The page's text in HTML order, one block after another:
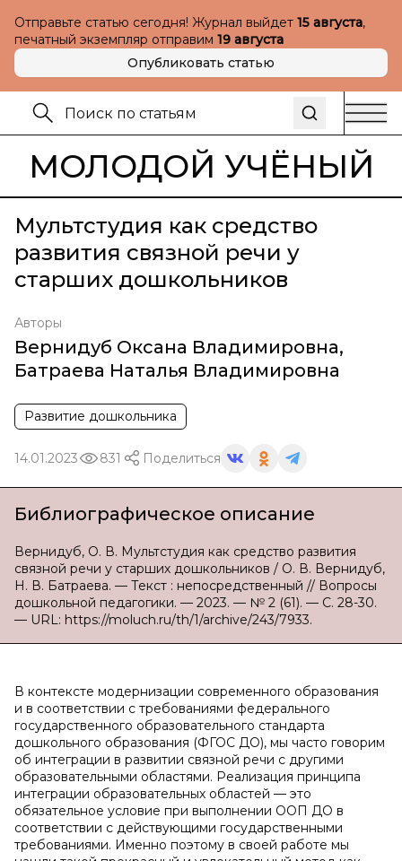
Отправьте статью сегодня! Журнал выйдет 15 августа,
печатный экземпляр отправим 19 августа
Опубликовать статью
МОЛОДОЙ УЧЁНЫЙ
Мультстудия как средство
развития связной речи у
старших дошкольников
Авторы
Вернидуб Оксана Владимировна,
Батраева Наталья Владимировна
Развитие дошкольника
14.01.2023 831 Поделиться
Библиографическое описание
Вернидуб, О. В. Мультстудия как средство развития
связной речи у старших дошкольников / О. В. Вернидуб,
Н. В. Батраева. — Текст : непосредственный // Вопросы
дошкольной педагогики. — 2023. — № 2 (61). — С. 28-30.
— URL: https://moluch.ru/th/1/archive/243/7933.
В контексте модернизации современного образования
и в соответствии с требованиями федерального
государственного образовательного стандарта
дошкольного образования (ФГОС ДО), мы часто говорим
об интеграции в развитии связной речи с другими
образовательными областями. Реализация принципа
интеграции образовательных областей — это
обязательное условие при выполнении ООП ДО в
соответствии с действующими государственными
требованиями. Именно поэтому в своей работе мы